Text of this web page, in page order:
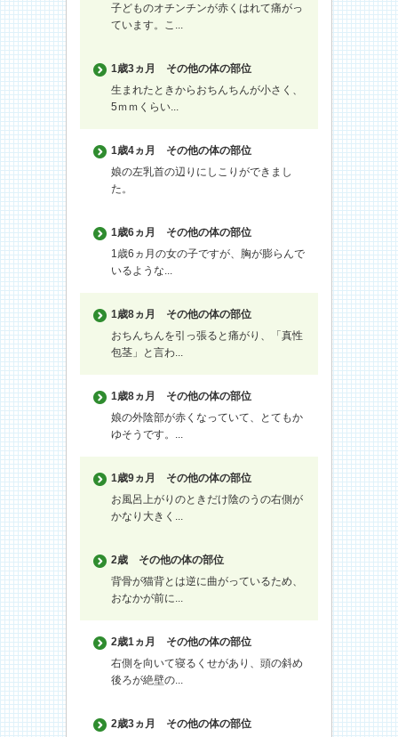
子どものオチンチンが赤くはれて痛がっ
ています。こ...
1歳3ヵ月
その他の体の部位
生まれたときからおちんちんが小さく、
5ｍｍくらい...
1歳4ヵ月
その他の体の部位
娘の左乳首の辺りにしこりができまし
た。
1歳6ヵ月
その他の体の部位
1歳6ヵ月の女の子ですが、胸が膨らんで
いるような...
1歳8ヵ月
その他の体の部位
おちんちんを引っ張ると痛がり、「真性
包茎」と言わ...
1歳8ヵ月
その他の体の部位
娘の外陰部が赤くなっていて、とてもか
ゆそうです。...
1歳9ヵ月
その他の体の部位
お風呂上がりのときだけ陰のうの右側が
かなり大きく...
2歳
その他の体の部位
背骨が猫背とは逆に曲がっているため、
おなかが前に...
2歳1ヵ月
その他の体の部位
右側を向いて寝るくせがあり、頭の斜め
後ろが絶壁の...
2歳3ヵ月
その他の体の部位